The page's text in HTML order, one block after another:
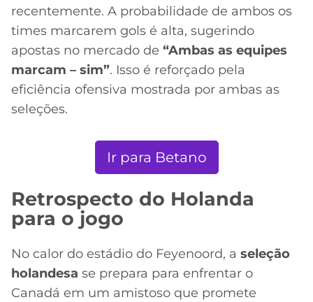
recentemente. A probabilidade de ambos os
times marcarem gols é alta, sugerindo
apostas no mercado de “Ambas as equipes
marcam – sim”. Isso é reforçado pela
eficiência ofensiva mostrada por ambas as
seleções.
Ir para Betano
Retrospecto do Holanda
para o jogo
No calor do estádio do Feyenoord, a seleção
holandesa se prepara para enfrentar o
Canadá em um amistoso que promete